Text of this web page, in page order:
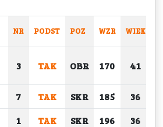
NR PODST POZ WZR WIEK
3 TAK OBR 170 41
7 TAK SKR 185 36
1 TAK SKR 196 36